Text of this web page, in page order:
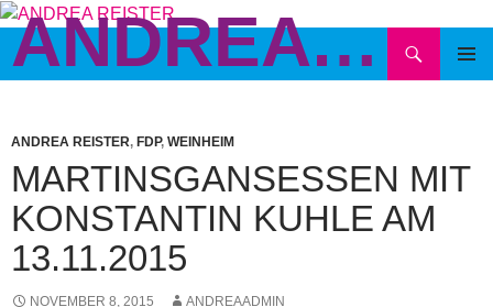
Zum
Inhalt
springen
ANDREA REISTER
Suchen
ANDREA REISTER, FDP, WEINHEIM
MARTINSGANSESSEN MIT
KONSTANTIN KUHLE AM
13.11.2015
NOVEMBER 8, 2015 ANDREAADMIN